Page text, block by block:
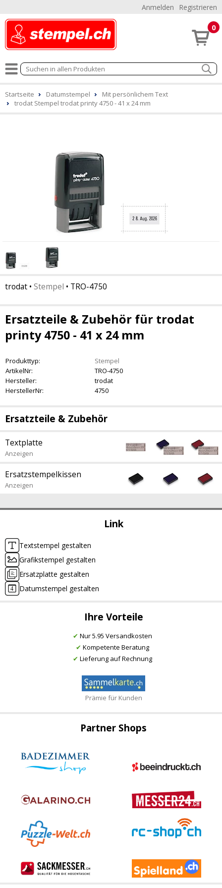
Anmelden Registrieren
0
Link
Textstempel gestalten
Grafikstempel gestalten
Ersatzplatte gestalten
Datumstempel gestalten
Ihre Vorteile
✔ Nur 5.95 Versandkosten
✔ Kompetente Beratung
✔ Lieferung auf Rechnung
Prämie für Kunden
Startseite Datumstempel
Mit persönlichem Text
trodat Stempel trodat printy 4750 - 41 x 24 mm
trodat • Stempel • TRO-4750
Ersatzteile & Zubehör für trodat
printy 4750 - 41 x 24 mm
Produkttyp:
Stempel
ArtikelNr:
TRO-4750
Hersteller:
trodat
HerstellerNr:
4750
Ersatzteile & Zubehör
Textplatte
Anzeigen
Ersatzstempelkissen
Anzeigen
Partner Shops